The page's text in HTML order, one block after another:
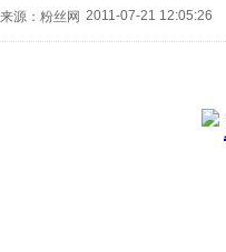
来源：粉丝网 2011-07-21 12:05:26